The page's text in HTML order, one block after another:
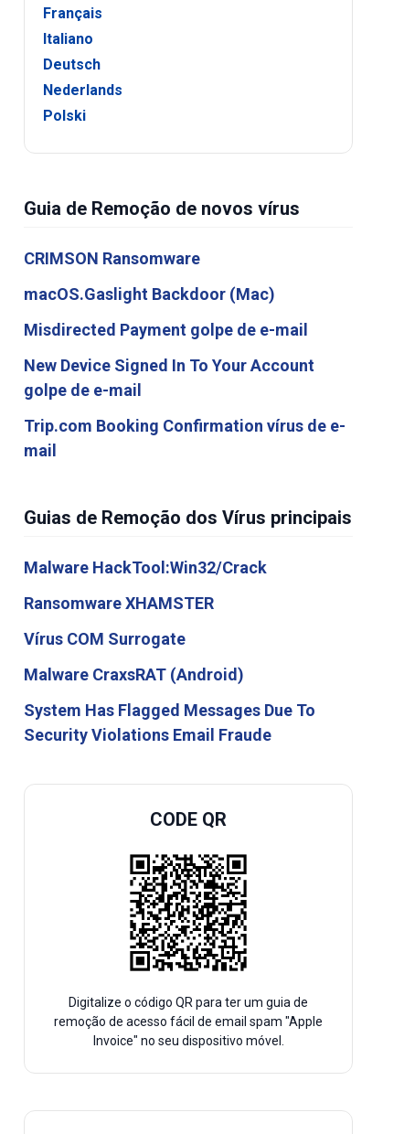
Français
Italiano
Deutsch
Nederlands
Polski
Guia de Remoção de novos vírus
CRIMSON Ransomware
macOS.Gaslight Backdoor (Mac)
Misdirected Payment golpe de e-mail
New Device Signed In To Your Account
golpe de e-mail
Trip.com Booking Confirmation vírus de e-
mail
Guias de Remoção dos Vírus principais
Malware HackTool:Win32/Crack
Ransomware XHAMSTER
Vírus COM Surrogate
Malware CraxsRAT (Android)
System Has Flagged Messages Due To
Security Violations Email Fraude
CODE QR
Digitalize o código QR para ter um guia de
remoção de acesso fácil de email spam "Apple
Invoice" no seu dispositivo móvel.